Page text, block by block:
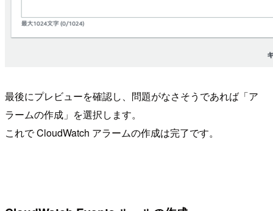
最後にプレビューを確認し、問題がなさそうであれば「ア
ラームの作成」を選択します。
これで CloudWatch アラームの作成は完了です。